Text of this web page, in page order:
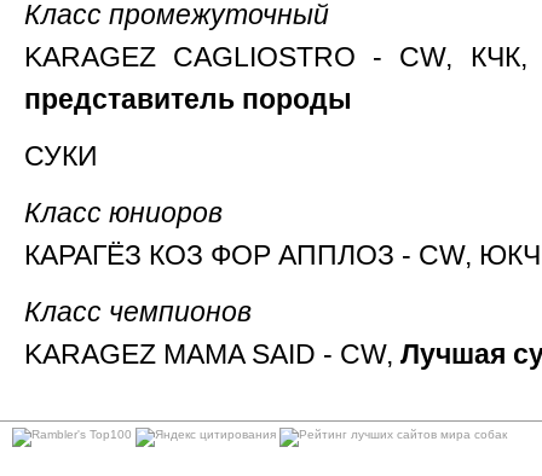
Класс промежуточный
KARAGEZ CAGLIOSTRO - CW,
представитель породы
СУКИ
Класс юниоров
КАРАГЁЗ КОЗ ФОР АППЛОЗ - CW,
Класс чемпионов
KARAGEZ MAMA SAID - CW, Лучшая